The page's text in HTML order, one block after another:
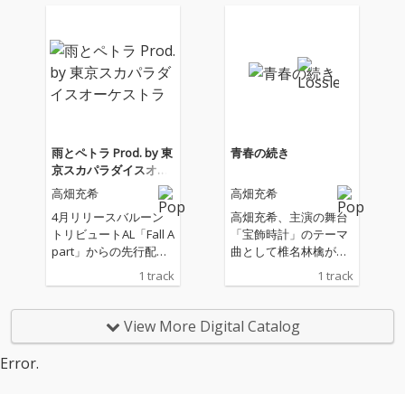
活動20年目を記念した
プロジェクトの第一
弾。
スカパラダイスオーケ
ストラによるプロデュ
雨とペトラ Prod. by 東
京スカパラダイスオー
ケストラ
高畑充希
4月リリースバルーン
トリビュートAL「Fall A
part」からの先行配
信。 須田景凪としても
活動しているボカロP
リリースされた代表作
「雨とペトラ」の東京
1 track
青春の続き
高畑充希
高畑充希、主演の舞台
「宝飾時計」のテーマ
曲として椎名林檎が書
き下ろした新曲をリリ
ース
1 track
View More Digital Catalog
Error.